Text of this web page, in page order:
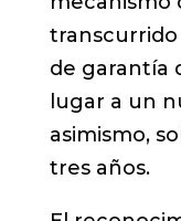
de garantía
lugar a un
asimismo,
tres años.